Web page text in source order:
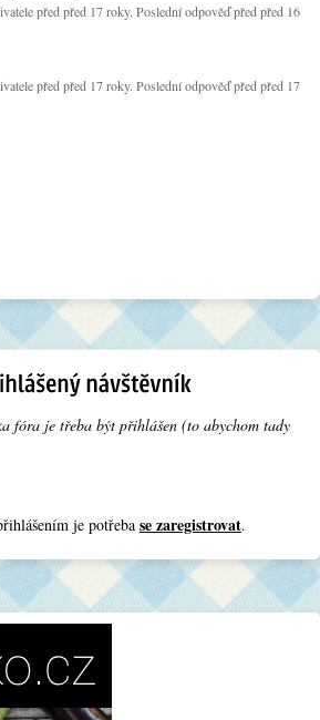
před před 17 roky. Poslední odpověď před před 16
před před 17 roky. Poslední odpověď před před 17
fóra je třeba být přihlášen (to abychom tady
je potřeba se zaregistrovat.